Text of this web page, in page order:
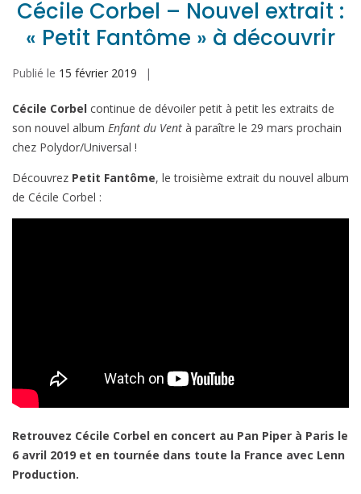
Cécile Corbel – Nouvel extrait :
« Petit Fantôme » à découvrir
Publié le 15 février 2019
Cécile Corbel continue de dévoiler petit à petit les extraits de
son nouvel album Enfant du Vent à paraître le 29 mars prochain
chez Polydor/Universal !
Découvrez Petit Fantôme, le troisième extrait du nouvel album
de Cécile Corbel :
Retrouvez Cécile Corbel en concert au Pan Piper à Paris le
6 avril 2019 et en tournée dans toute la France avec Lenn
Production.